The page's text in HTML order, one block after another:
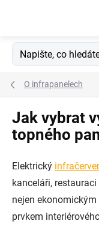
O infrapanelech
Jak vybrat
topného
Elektrický
kanceláři,
nejen
prvkem